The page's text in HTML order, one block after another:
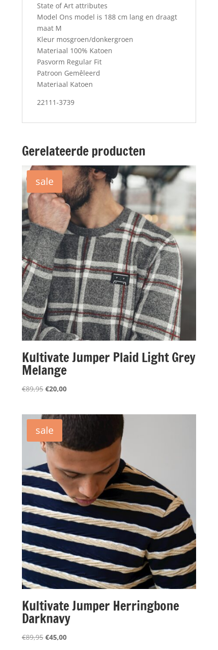
State of Art attributes
Model Ons model is 188 cm lang en draagt
maat M
Kleur mosgroen/donkergroen
Materiaal 100% Katoen
Pasvorm Regular Fit
Patroon Gemêleerd
Materiaal Katoen
22111-3739
Gerelateerde producten
sale
Kultivate Jumper Plaid Light Grey
Melange
€89,95 Oorspronkelijke
€89,95.
€20,00Huidige
€20,00.
sale
Kultivate Jumper Herringbone
Darknavy
€89,95 Oorspronkelijke
€45,00Huidige